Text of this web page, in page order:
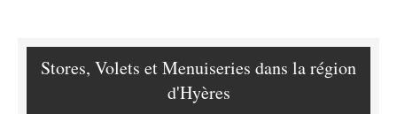
Stores, Volets et Menuiseries dans la région
d'Hyères